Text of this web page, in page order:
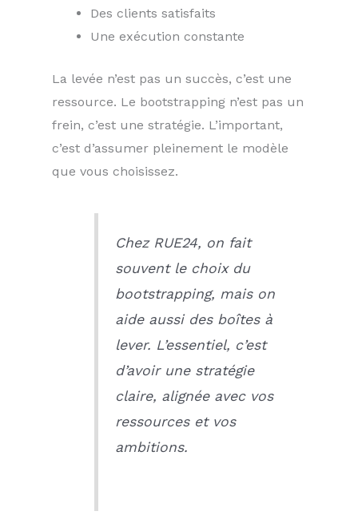
Des clients satisfaits
Une exécution constante
La levée n’est pas un succès, c’est une
ressource. Le bootstrapping n’est pas un
frein, c’est une stratégie. L’important,
c’est d’assumer pleinement le modèle
que vous choisissez.
Chez RUE24, on fait
souvent le choix du
bootstrapping, mais on
aide aussi des boîtes à
lever. L’essentiel, c’est
d’avoir une stratégie
claire, alignée avec vos
ressources et vos
ambitions.